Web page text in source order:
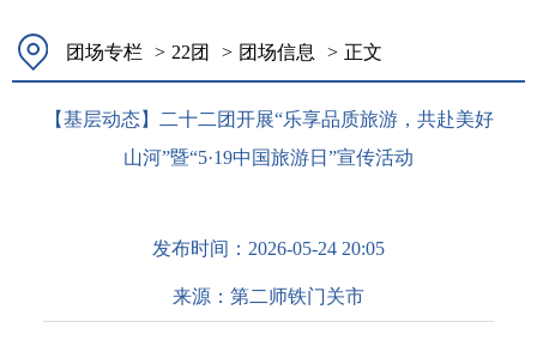
团场专栏 > 22团 > 团场信息 > 正文
【基层动态】二十二团开展“乐享品质旅游，共赴美好
山河”暨“5·19中国旅游日”宣传活动
发布时间： 2026-05-24 20:05
来源： 第二师铁门关市